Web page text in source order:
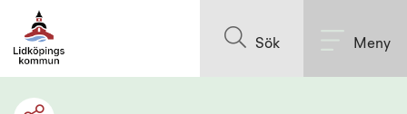
Sök Meny